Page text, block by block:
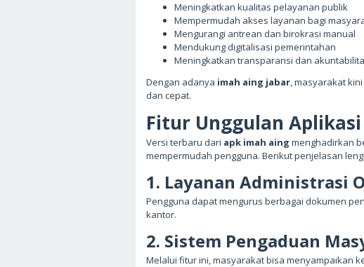
Meningkatkan kualitas pelayanan publik
Mempermudah akses layanan bagi
Mengurangi antrean dan birokrasi manual
Mendukung digitalisasi pemerintahan
Meningkatkan transparansi dan
Dengan adanya imah aing jabar, masyarakat
dan cepat.
Fitur Unggulan
Versi terbaru dari apk imah aing menghadirkan
mempermudah pengguna. Berikut penjelasan
1. Layanan Administrasi
Pengguna dapat mengurus berbagai dokumen
kantor.
2. Sistem Pengaduan
Melalui fitur ini, masyarakat bisa menyampaikan